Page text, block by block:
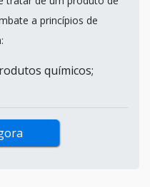
a princípios de
químicos;